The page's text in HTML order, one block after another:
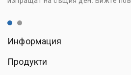
Информация
Продукти